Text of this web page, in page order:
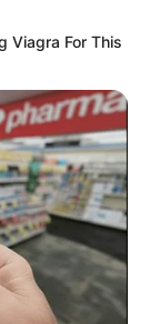
ต)
โกอินเตอร์
คัญและเป็นไป
นพลังงาน
Viagra For This